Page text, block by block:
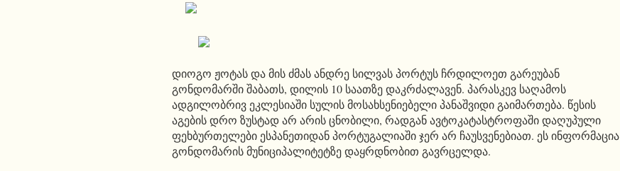
დიოგო ჟოტას და მის ძმას ანდრე სილვას პორტუს ჩრდილოეთ გარეუბან
გონდომარში შაბათს, დილის 10 საათზე დაკრძალავენ. პარასკევ საღამოს
ადგილობრივ ეკლესიაში სულის მოსახსენიებელი პანაშვიდი გაიმართება. წესის
აგების დრო ზუსტად არ არის ცნობილი, რადგან ავტოკატასტროფაში დაღუპული
ფეხბურთელები ესპანეთიდან პორტუგალიაში ჯერ არ ჩაუსვენებიათ. ეს ინფორმაცია
გონდომარის მუნიციპალიტეტზე დაყრდნობით გავრცელდა.